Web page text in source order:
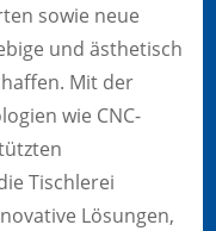
sowie neue
und ästhetisch
Mit der
wie CNC-
Tischlerei
Lösungen,